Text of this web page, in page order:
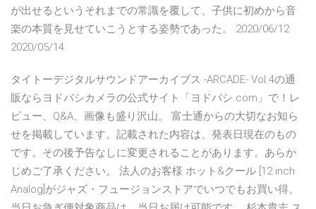
が出せるというそれまでの常識を覆して、子供に初めから音
楽の本質を見せていこうとする姿勢であった。 2020/06/12
2020/05/14
タイトーデジタルサウンドアーカイブス -ARCADE- Vol.4の通
販ならヨドバシカメラの公式サイト「ヨドバシ.com」で！レ
ビュー、Q&A、画像も盛り沢山。 富士通からの大切なお知ら
せを掲載しています。記載された内容は、発表日現在のもの
です。その後予告なしに変更されることがあります。あらか
じめご了承ください。 法人のお客様 ホット&クール [12 inch
Analog]がジャズ・フュージョンストアでいつでもお買い得。